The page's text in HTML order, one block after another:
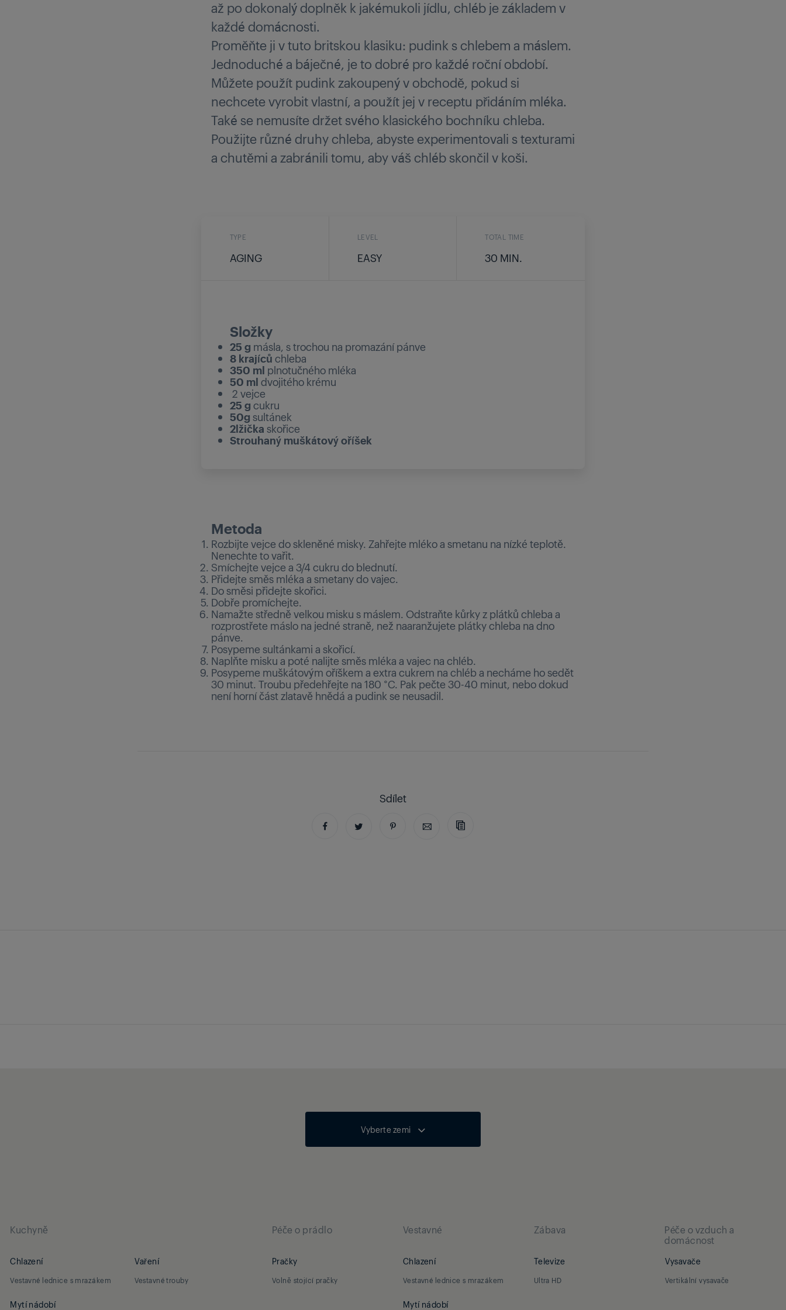
až po dokonalý doplněk k jakémukoli jídlu, chléb je základem v
každé domácnosti.
Proměňte ji v tuto britskou klasiku: pudink s chlebem a máslem.
Jednoduché a báječné, je to dobré pro každé roční období.
Můžete použít pudink zakoupený v obchodě, pokud si
nechcete vyrobit vlastní, a použít jej v receptu přidáním mléka.
Také se nemusíte držet svého klasického bochníku chleba.
Použijte různé druhy chleba, abyste experimentovali s texturami
a chutěmi a zabránili tomu, aby váš chléb skončil v koši.
TYPE
AGING
LEVEL
EASY
TOTAL TIME
30 MIN.
Složky
25 g másla, s trochou na promazání pánve
8 krajíců chleba
350 ml plnotučného mléka
50 ml dvojitého krému
2 vejce
25 g cukru
50g sultánek
2lžička skořice
Strouhaný muškátový oříšek
Metoda
Rozbijte vejce do skleněné misky. Zahřejte mléko a smetanu na nízké teplotě.
Nenechte to vařit.
Smíchejte vejce a 3/4 cukru do blednutí.
Přidejte směs mléka a smetany do vajec.
Do směsi přidejte skořici.
Dobře promíchejte.
Namažte středně velkou misku s máslem. Odstraňte kůrky z plátků chleba a
rozprostřete máslo na jedné straně, než naaranžujete plátky chleba na dno
pánve.
Posypeme sultánkami a skořicí.
Naplňte misku a poté nalijte směs mléka a vajec na chléb.
Posypeme muškátovým oříškem a extra cukrem na chléb a necháme ho sedět
30 minut. Troubu předehřejte na 180 °C. Pak pečte 30-40 minut, nebo dokud
není horní část zlatavě hnědá a pudink se neusadil.
Sdílet
Vyberte zemi
Kuchyně
Chlazení
Vestavné lednice s mrazákem
Vaření
Vestavné trouby
Mytí nádobí
Péče o prádlo
Pračky
Volně stojící pračky
Vestavné
Chlazení
Vestavné lednice s mrazákem
Mytí nádobí
Zábava
Televize
Ultra HD
Péče o vzduch a
domácnost
Vysavače
Vertikální vysavače